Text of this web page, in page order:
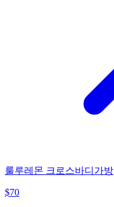
룰루레몬 크로스바디가방
$70